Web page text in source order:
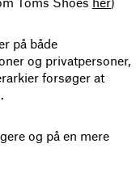
på både
og privatpersoner,
forsøger at
og på en mere